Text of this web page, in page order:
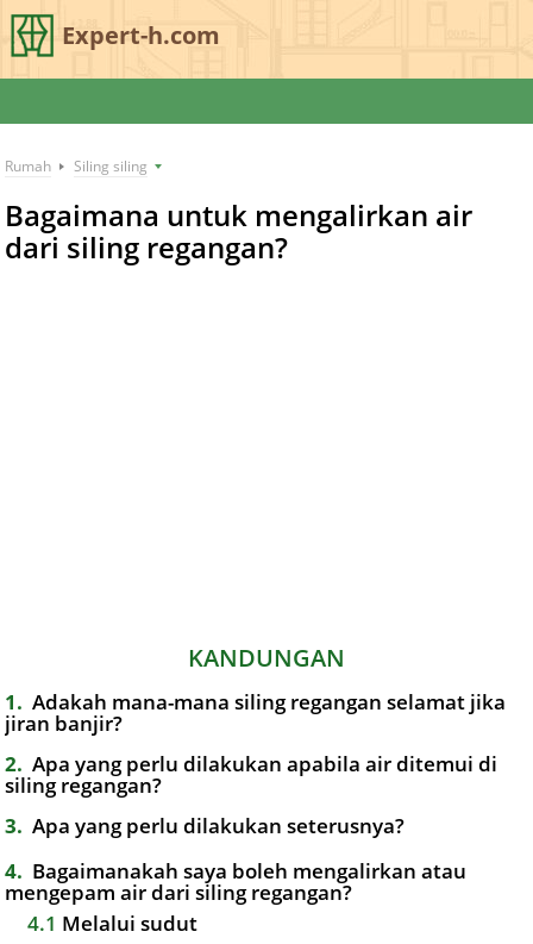
Expert-h.com
Rumah Siling siling
Bagaimana untuk mengalirkan air
dari siling regangan?
KANDUNGAN
1 Adakah mana-mana siling regangan selamat jika
jiran banjir?
2 Apa yang perlu dilakukan apabila air ditemui di
siling regangan?
3
Apa yang perlu dilakukan seterusnya?
4
Bagaimanakah saya boleh mengalirkan atau
mengepam air dari siling regangan?
4.1 Melalui sudut